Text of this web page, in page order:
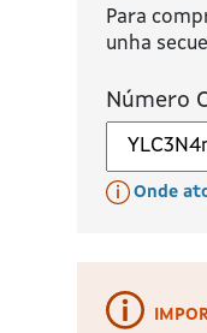
VERIFICACIÓN
PRESENTACIÓN
Para
unha
Número
Onde